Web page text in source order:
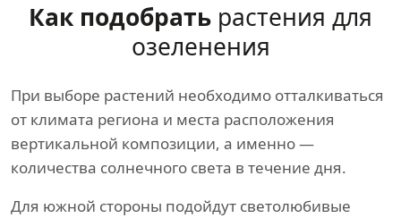
Как подобрать растения для
озеленения
При выборе растений необходимо отталкиваться
от климата региона и места расположения
вертикальной композиции, а именно —
количества солнечного света в течение дня.
Для южной стороны подойдут светолюбивые